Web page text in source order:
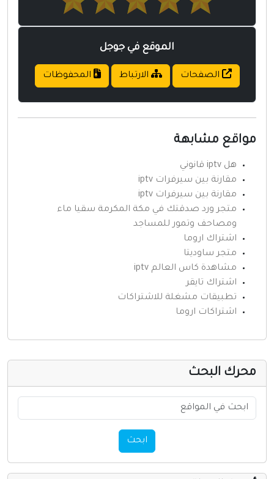
الموقع في جوجل
الصفحات الارتباط المحفوظات
مشابهة
هل iptv قانوني
مقارنة بين سيرفرات iptv
مقارنة بين سيرفرات iptv
متجر ورد صدقتك في مكة المكرمة سقيا ماء
ومصاحف وتمور للمساجد
اشتراك اروما
متجر ساوديتا
مشاهدة كاس العالم iptv
اشتراك تايقر
تطبيقات مشغلة للاشتراكات
اشتراكات اروما
البحث